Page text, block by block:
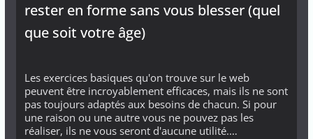
rester en forme sans vous blesser (quel
que soit votre âge)
Les exercices basiques qu'on trouve sur le web
peuvent être incroyablement efficaces, mais ils ne sont
pas toujours adaptés aux besoins de chacun. Si pour
une raison ou une autre vous ne pouvez pas les
réaliser, ils ne vous seront d'aucune utilité.…